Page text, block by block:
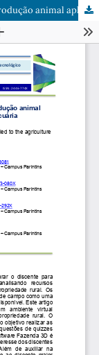
Desenvolvimento de um jogo sério sobre produção animal aplicado ao curso Técnico em Agropecuária